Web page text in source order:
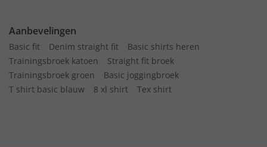
Aanbevelingen
Basic fit Denim straight fit
Basic shirts heren
Trainingsbroek katoen
Straight fit broek
Trainingsbroek groen
Basic joggingbroek
T shirt basic blauw
8 xl shirt Tex shirt